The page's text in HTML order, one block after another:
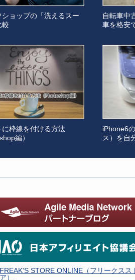
ショップの「洗えるスー
較
自転車中
車を格安
に枠線を付ける方法
編）
iPhone6
ス）を自